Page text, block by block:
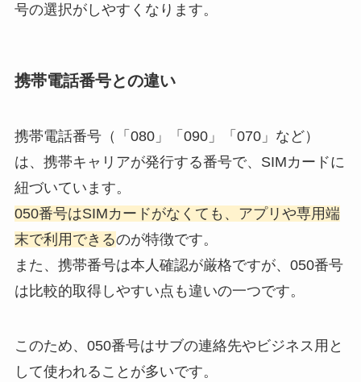
号の選択がしやすくなります。
携帯電話番号との違い
携帯電話番号（「080」「090」「070」など）
は、携帯キャリアが発行する番号で、SIMカードに
紐づいています。
050番号はSIMカードがなくても、アプリや専用端
末で利用できるのが特徴です。
また、携帯番号は本人確認が厳格ですが、050番号
は比較的取得しやすい点も違いの一つです。
このため、050番号はサブの連絡先やビジネス用と
して使われることが多いです。